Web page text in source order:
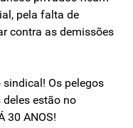
pela falta de
contra as demissões
Os pelegos
estão no
30 ANOS!